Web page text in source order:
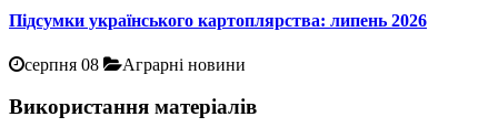
Підсумки українського картоплярства: липень 2026
серпня 08 Аграрні новини
Використання матеріалів